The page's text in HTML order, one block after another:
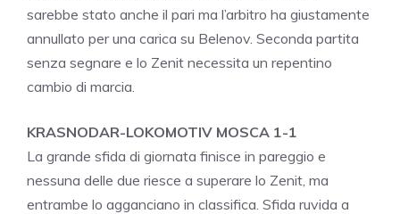
sarebbe stato anche il pari ma l’arbitro ha giustamente
annullato per una carica su Belenov. Seconda partita
senza segnare e lo Zenit necessita un repentino
cambio di marcia.
KRASNODAR-LOKOMOTIV MOSCA 1-1
La grande sfida di giornata finisce in pareggio e
nessuna delle due riesce a superare lo Zenit, ma
entrambe lo agganciano in classifica. Sfida ruvida a